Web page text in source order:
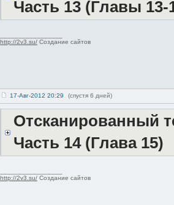
Часть 13 (Главы 13-
http://2v3.su/ Создание сайтов
17-Авг-2012 20:29 (спустя 6 дней)
Отсканированный
Часть 14 (Глава 15)
http://2v3.su/ Создание сайтов